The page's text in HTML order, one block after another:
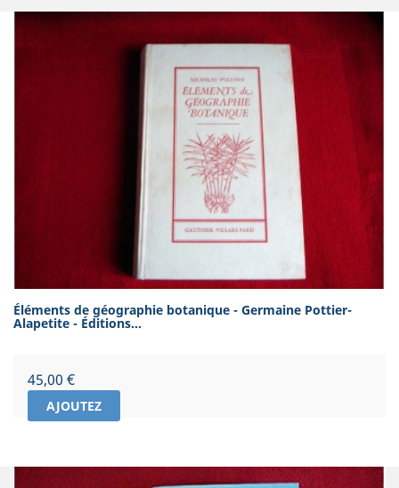
Éléments de géographie botanique - Germaine Pottier-
Alapetite - Éditions...
Prix
45,00 €
AJOUTEZ